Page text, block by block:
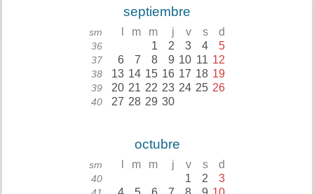
septiembre
sm m m j v s d
36 1 2 3 4 5
37 6 7 8 9 10 11 12
38 13 14 15 16 17 18 19
39 20 21 22 23 24 25 26
40 27 28 29 30
octubre
sm m m j v s d
40 1 2 3